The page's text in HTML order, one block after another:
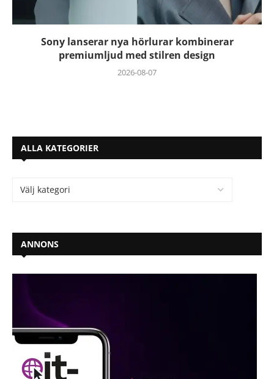
Sony lanserar nya hörlurar kombinerar
premiumljud med stilren design
2026-08-07
ALLA KATEGORIER
ANNONS